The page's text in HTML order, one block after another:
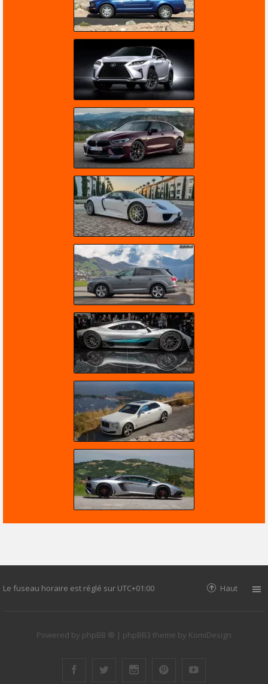
Le fuseau horaire est réglé sur UTC+01:00 Haut
Powered by phpBB ® | phpBB3 theme by KomiDesign